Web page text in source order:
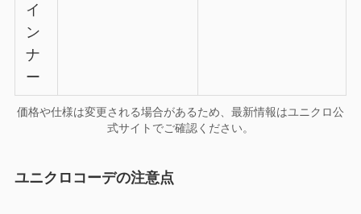
イ
ン
ナ
ー
価格や仕様は変更される場合があるため、最新情報はユニクロ公
式サイトでご確認ください。
ユニクロコーデの注意点